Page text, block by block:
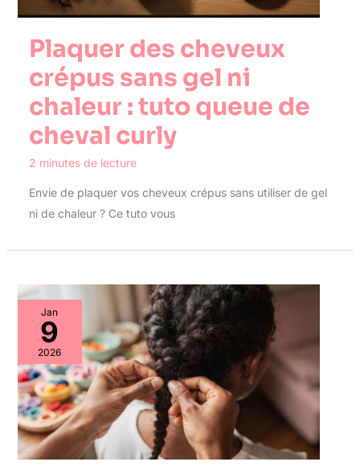
Plaquer des cheveux
crépus sans gel ni
chaleur : tuto queue de
cheval curly
2 minutes de lecture
Envie de plaquer vos cheveux crépus sans utiliser de gel
ni de chaleur ? Ce tuto vous
Jan
9
2026